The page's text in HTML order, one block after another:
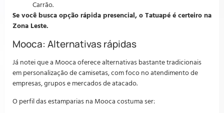
Carrão.
Se você busca opção rápida presencial, o Tatuapé é certeiro na
Zona Leste.
Mooca: Alternativas rápidas
Já notei que a Mooca oferece alternativas bastante tradicionais
em personalização de camisetas, com foco no atendimento de
empresas, grupos e mercados de atacado.
O perfil das estamparias na Mooca costuma ser: